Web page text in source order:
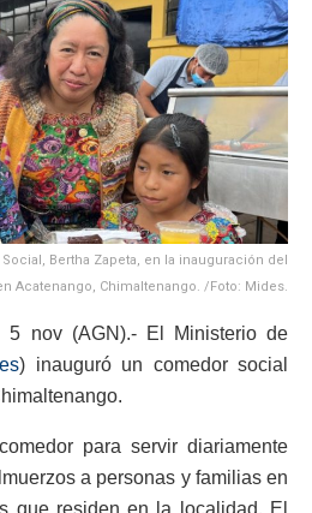
Bertha Zapeta, en la inauguración del
Acatenango, Chimaltenango. /Foto: Mides.
5 nov (AGN).- El Ministerio de
) inauguró un comedor social
para servir diariamente
a personas y familias en
que residen en la localidad. El